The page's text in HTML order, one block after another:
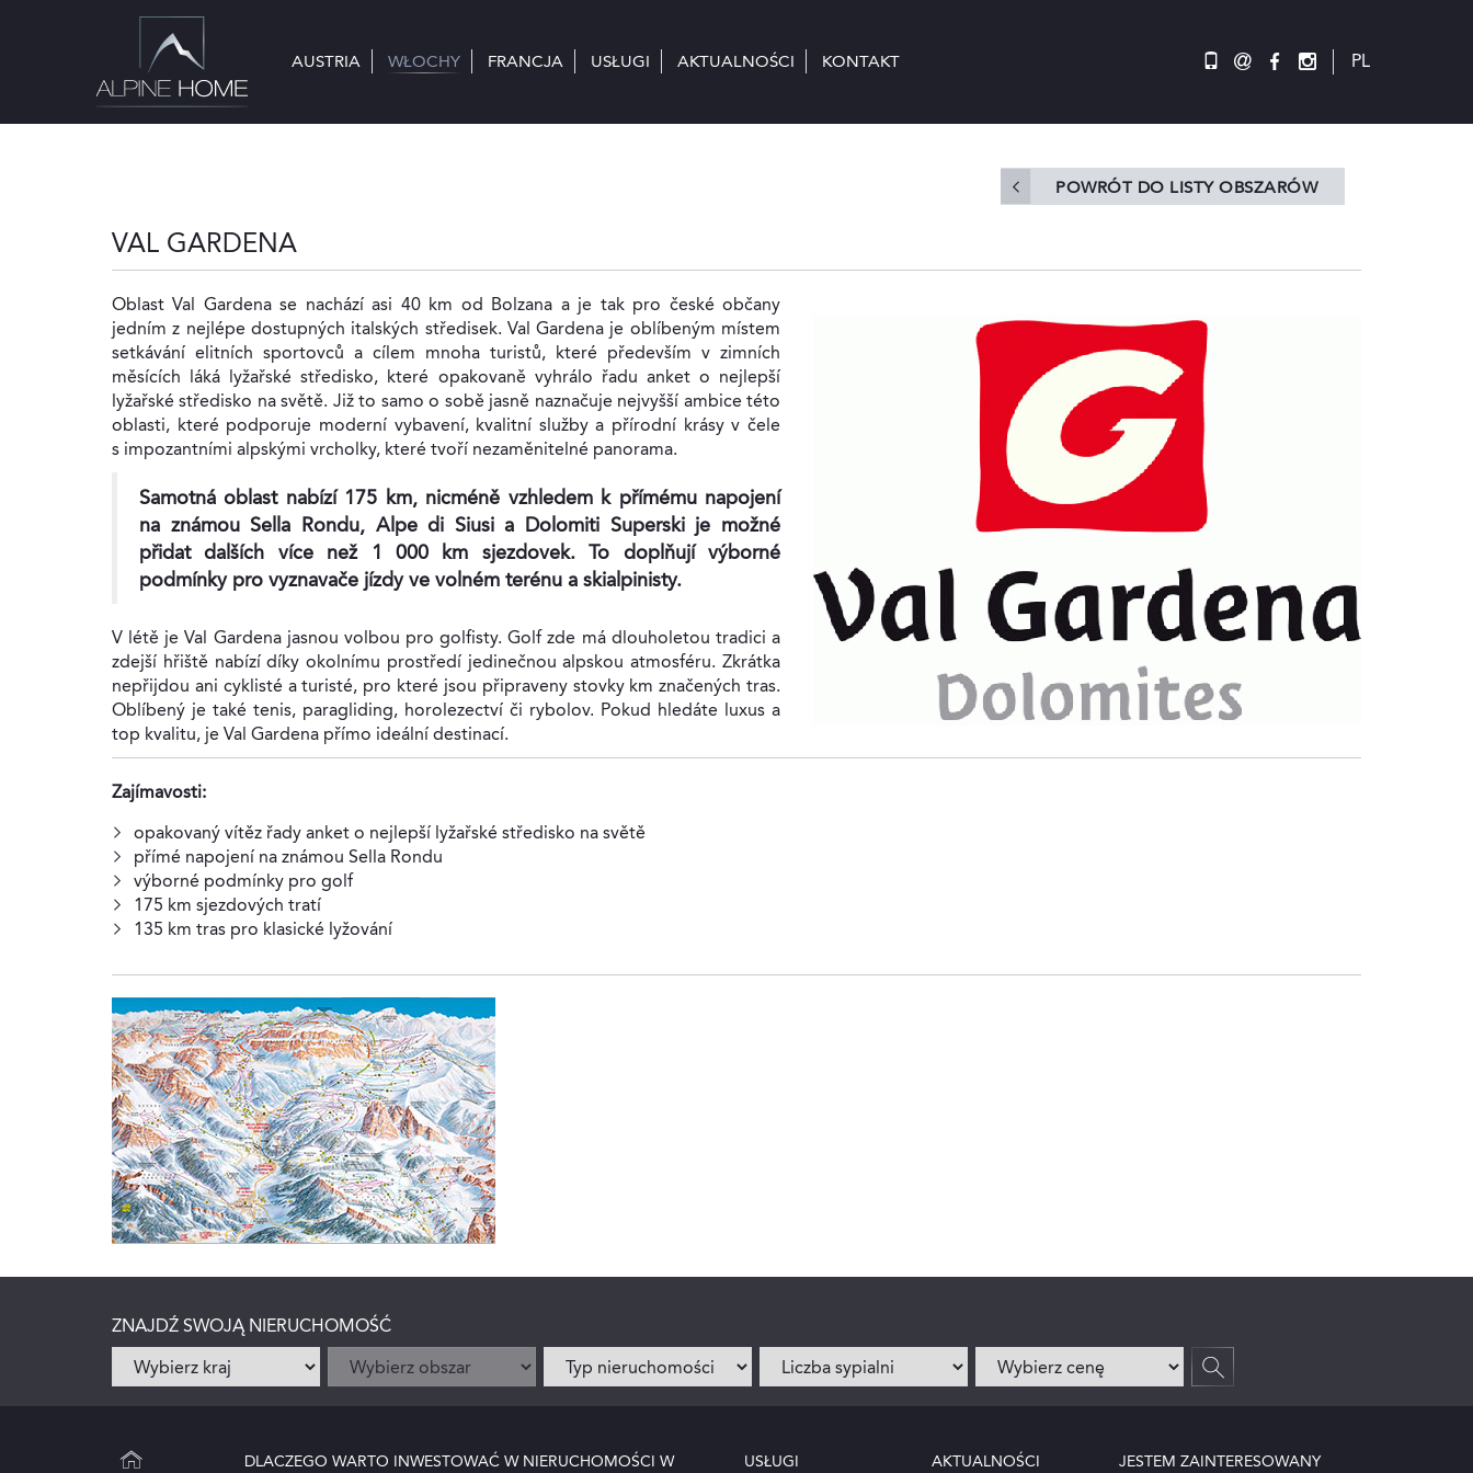
AUSTRIA WŁOCHY FRANCJA USŁUGI AKTUALNOŚCI KONTAKT @ PL
AUSTRIA WŁOCHY FRANCJA USŁUGI AKTUALNOŚCI KONTAKT
POWRÓT DO LISTY OBSZARÓW
VAL GARDENA
Oblast Val Gardena se nachází asi 40 km od Bolzana a je tak pro české občany
jedním z nejlépe dostupných italských středisek. Val Gardena je oblíbeným místem
setkávání elitních sportovců a cílem mnoha turistů, které především v zimních
měsících láká lyžařské středisko, které opakovaně vyhrálo řadu anket o nejlepší
lyžařské středisko na světě. Již to samo o sobě jasně naznačuje nejvyšší ambice této
oblasti, které podporuje moderní vybavení, kvalitní služby a přírodní krásy v čele
s impozantními alpskými vrcholky, které tvoří nezaměnitelné panorama.
Samotná oblast nabízí 175 km, nicméně vzhledem k přímému napojení
na známou Sella Rondu, Alpe di Siusi a Dolomiti Superski je možné
přidat dalších více než 1 000 km sjezdovek. To doplňují výborné
podmínky pro vyznavače jízdy ve volném terénu a skialpinisty.
V létě je Val Gardena jasnou volbou pro golfisty. Golf zde má dlouholetou tradici a
zdejší hřiště nabízí díky okolnímu prostředí jedinečnou alpskou atmosféru. Zkrátka
nepřijdou ani cyklisté a turisté, pro které jsou připraveny stovky km značených tras.
Oblíbený je také tenis, paragliding, horolezectví či rybolov. Pokud hledáte luxus a
top kvalitu, je Val Gardena přímo ideální destinací.
Zajímavosti:
opakovaný vítěz řady anket o nejlepší lyžařské středisko na světě
přímé napojení na známou Sella Rondu
výborné podmínky pro golf
175 km sjezdových tratí
135 km tras pro klasické lyžování
ZNAJDŹ SWOJĄ NIERUCHOMOŚĆ
DLACZEGO WARTO INWESTOWAĆ W NIERUCHOMOŚCI W USŁUGI AKTUALNOŚCI JESTEM ZAINTERESOWANY